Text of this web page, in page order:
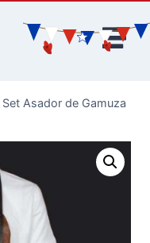
Set Asador de Gamuza